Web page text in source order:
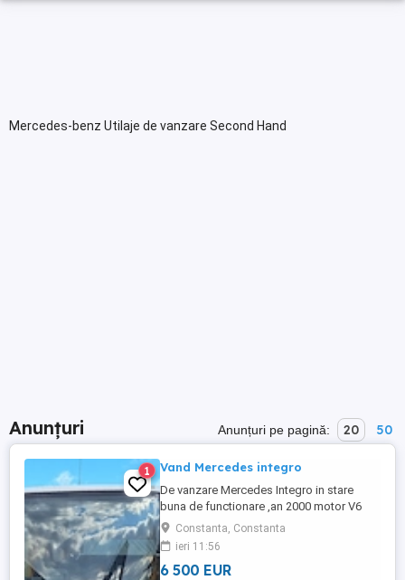
Mercedes-benz Utilaje de vanzare Second Hand
Anunțuri Anunțuri pe pagină: 20 50
1 Vand Mercedes integro
De vanzare Mercedes Integro in stare
buna de functionare ,an 2000 motor V6
euro 2 , cutie manuala, clima, retarder,
webasto, functionale .Tapiterie in stare
excelenta. 6500 euro, pret fix,TVA la
factura . Se poate vedea in orasul
Constanta, Constanta
ieri 11:56
6 500 EUR